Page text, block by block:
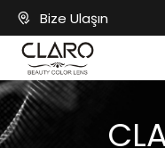
Bize Ulaşın